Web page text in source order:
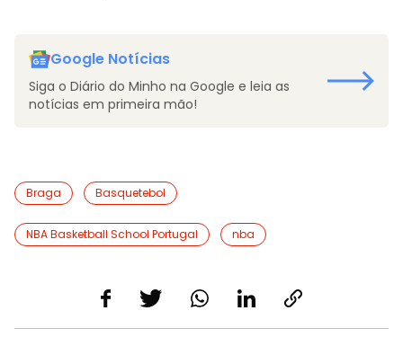
Google Notícias
Siga o Diário do Minho na Google e leia as
notícias em primeira mão!
Braga Basquetebol
NBA Basketball School Portugal nba